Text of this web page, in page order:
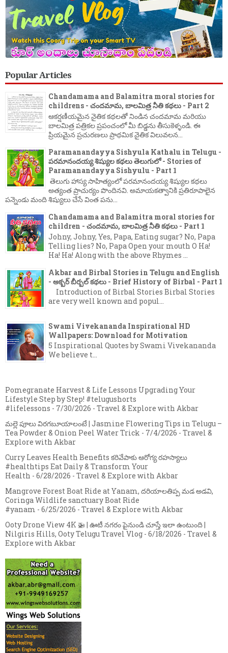
Popular Articles
Chandamama and Balamitra moral stories for
childrens - చందమామ, బాలమిత్ర నీతి కథలు - Part 2
ఆకర్షణీయమైన నైతిక కథలతో నిండిన చందమామ మరియు
బాలమిత్ర పత్రికల ప్రపంచంలో మీ బిడ్డను తీసుకెళ్ళండి. ఈ
ప్రియమైన ప్రచురణలు ప్రాథమిక నైతిక విలువలన...
Paramanandayya Sishyula Kathalu in Telugu -
పరమానందయ్య శిష్యుల కథలు తెలుగులో - Stories of
Paramanandayya Sishyulu - Part 1
తెలుగు హాస్య సాహిత్యంలో పరమానందయ్య శిష్యుల కథలు
అత్యంత ప్రాచుర్యం పొందినవి. అమాయకత్వానికి ప్రతిరూపాలైన
పన్నెండు మంది శిష్యులు చేసే వింత పను...
Chandamama and Balamitra moral stories for
children - చందమామ, బాలమిత్ర నీతి కథలు - Part 1
Johny, Johny, Yes, Papa, Eating sugar? No, Papa
Telling lies? No, Papa Open your mouth O Ha!
Ha! Ha! Along with the above Rhymes ...
Akbar and Birbal Stories in Telugu and English
- అక్బర్ బీర్బల్ కథలు - Brief History of Birbal - Part 1
Introduction of Birbal Stories Birbal Stories
are very well known and popul...
Swami Vivekananda Inspirational HD
Wallpapers: Download for Motivation
5 Inspirational Quotes by Swami Vivekananda
We believe t...
Pomegranate Harvest & Life Lessons Upgrading Your
Lifestyle Step by Step! #telugushorts
#lifelessons - 7/30/2026 - Travel & Explore with Akbar
మల్లె పూలు విరగబూయాలంటే | Jasmine Flowering Tips in Telugu –
Tea Powder & Onion Peel Water Trick - 7/4/2026 - Travel &
Explore with Akbar
Curry Leaves Health Benefits కరివేపాకు ఆరోగ్య రహస్యాలు
#healthtips Eat Daily & Transform Your
Health - 6/28/2026 - Travel & Explore with Akbar
Mangrove Forest Boat Ride at Yanam, దరియాలతిప్ప మడ అడవి,
Coringa Wildlife sanctuary Boat Ride
#yanam - 6/25/2026 - Travel & Explore with Akbar
Ooty Drone View 4K 🚁 | ఊటీ నగరం పైనుండి చూస్తే ఇలా ఉంటుంది |
Nilgiris Hills, Ooty Telugu Travel Vlog - 6/18/2026 - Travel &
Explore with Akbar